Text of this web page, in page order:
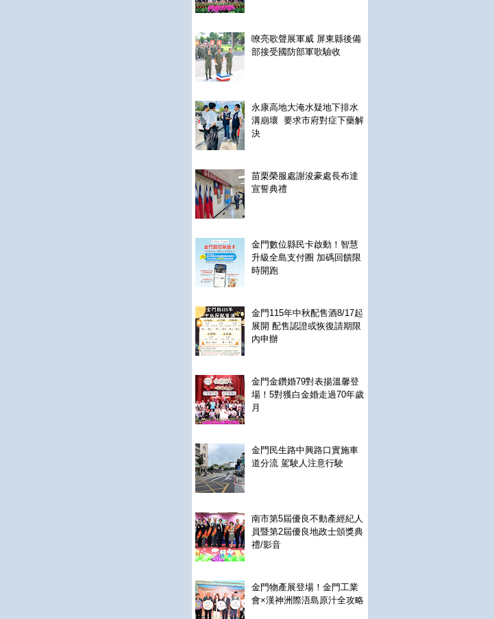
嘹亮歌聲展軍威 屏東縣後備
部接受國防部軍歌驗收
永康高地大淹水疑地下排水
溝崩壞 要求市府對症下藥解
決
苗栗榮服處謝浚豪處長布達
宣誓典禮
金門數位縣民卡啟動！智慧
升級全島支付圈 加碼回饋限
時開跑
金門115年中秋配售酒8/17起
展開 配售認證或恢復請期限
內申辦
金門金鑽婚79對表揚溫馨登
場！5對獲白金婚走過70年歲
月
金門民生路中興路口實施車
道分流 駕駛人注意行駛
南市第5屆優良不動產經紀人
員暨第2屆優良地政士頒獎典
禮/影音
金門物產展登場！金門工業
會×漢神洲際浯島原汁全攻略